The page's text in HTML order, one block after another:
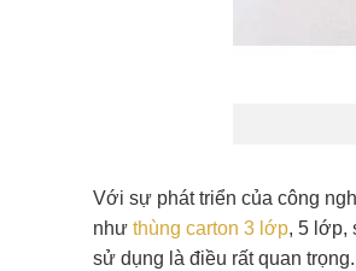
Với sự phát triển của công
như thùng carton 3 lớp, 5 lớp,
sử dụng là điều rất quan trọng.